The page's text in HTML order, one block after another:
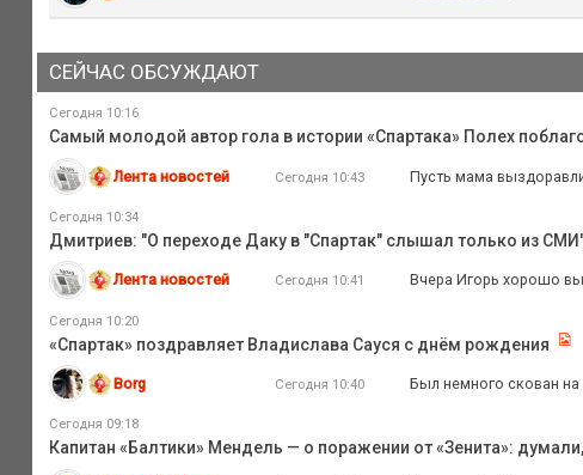
СЕЙЧАС ОБСУЖДАЮТ
Сегодня 10:16
Самый молодой автор гола в истории «Спартака» Полех
Лента новостей Сегодня 10:43 Пусть мама
Сегодня 10:34
Дмитриев: "О переходе Даку в "Спартак" слышал только из
Лента новостей Сегодня 10:41 Вчера Игорь хорошо
Сегодня 10:20
«Спартак» поздравляет Владислава Сауся с днём рождения
Borg Сегодня 10:40 Был немного скован на
Сегодня 09:18
Капитан «Балтики» Мендель — о поражении от «Зенита»: